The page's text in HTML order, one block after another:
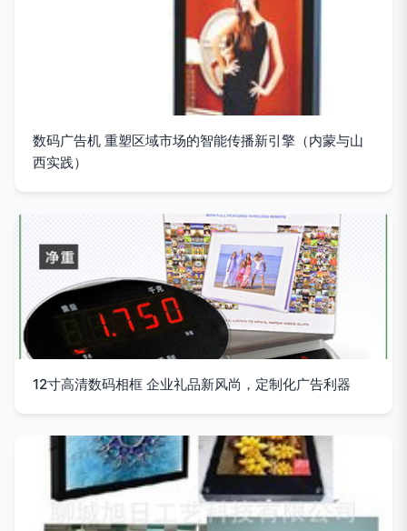
数码广告机 重塑区域市场的智能传播新引擎（内蒙与山
西实践）
12寸高清数码相框 企业礼品新风尚，定制化广告利器